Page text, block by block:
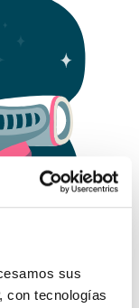
sus
con tecnologías